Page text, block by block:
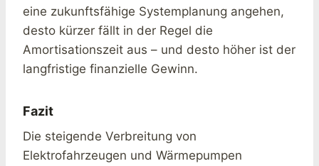
eine zukunftsfähige Systemplanung angehen,
desto kürzer fällt in der Regel die
Amortisationszeit aus – und desto höher ist der
langfristige finanzielle Gewinn.
Fazit
Die steigende Verbreitung von
Elektrofahrzeugen und Wärmepumpen